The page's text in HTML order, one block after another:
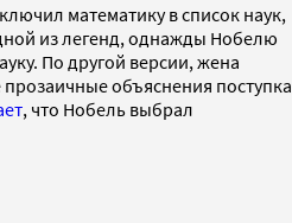
математику в список наук,
из легенд, однажды Нобелю
По другой версии, жена
объяснения поступка
, что Нобель выбрал